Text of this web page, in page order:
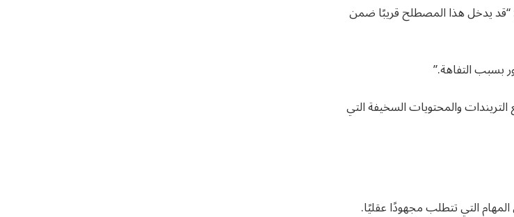
“قد يدخل هذا المصطلح قريبًا ضمن
بسبب التفاهة.”
والمحتويات السخيفة التي
التي تتطلب مجهودًا عقليًا.